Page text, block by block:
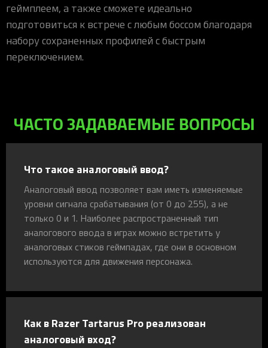
геймплеем, а также сможете идеально
подготовиться к встрече с любым боссом благодаря
набору сохраненных профилей с быстрым
переключением.
ЧАСТО ЗАДАВАЕМЫЕ ВОПРОСЫ
Что такое аналоговый ввод?
Аналоговый ввод позволяет вам иметь изменяемые
уровни сигнала срабатывания (от 0 до 255), а не
только 0 и 1. Наиболее распространенный тип
аналогового ввода в играх можно встретить у
аналоговых стиков геймпадах, где они в основном
используются для движения персонажа.
Как в Razer Tartarus Pro реализован
аналоговый вход?